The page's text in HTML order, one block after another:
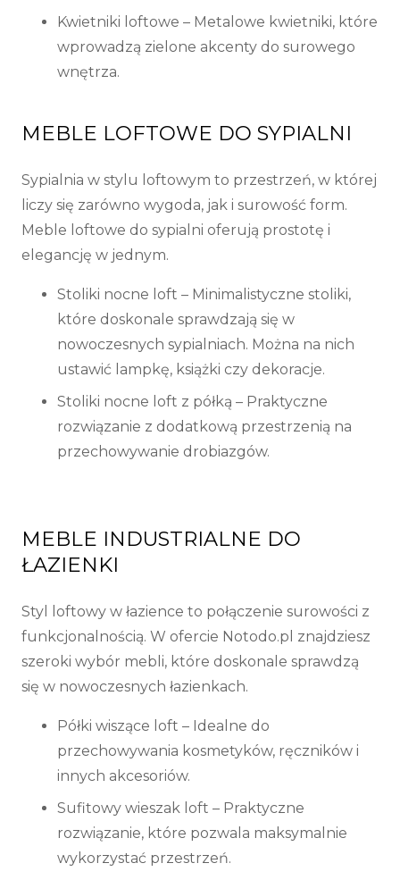
Kwietniki loftowe – Metalowe kwietniki, które
wprowadzą zielone akcenty do surowego
wnętrza.
MEBLE LOFTOWE DO SYPIALNI
Sypialnia w stylu loftowym to przestrzeń, w której
liczy się zarówno wygoda, jak i surowość form.
Meble loftowe do sypialni oferują prostotę i
elegancję w jednym.
Stoliki nocne loft – Minimalistyczne stoliki,
które doskonale sprawdzają się w
nowoczesnych sypialniach. Można na nich
ustawić lampkę, książki czy dekoracje.
Stoliki nocne loft z półką – Praktyczne
rozwiązanie z dodatkową przestrzenią na
przechowywanie drobiazgów.
MEBLE INDUSTRIALNE DO
ŁAZIENKI
Styl loftowy w łazience to połączenie surowości z
funkcjonalnością. W ofercie Notodo.pl znajdziesz
szeroki wybór mebli, które doskonale sprawdzą
się w nowoczesnych łazienkach.
Półki wiszące loft – Idealne do
przechowywania kosmetyków, ręczników i
innych akcesoriów.
Sufitowy wieszak loft – Praktyczne
rozwiązanie, które pozwala maksymalnie
wykorzystać przestrzeń.